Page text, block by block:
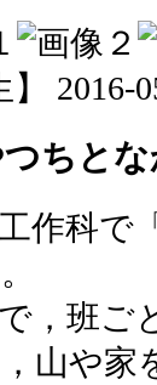
】 2016-
ちとな
作科で
，班ご
山や家